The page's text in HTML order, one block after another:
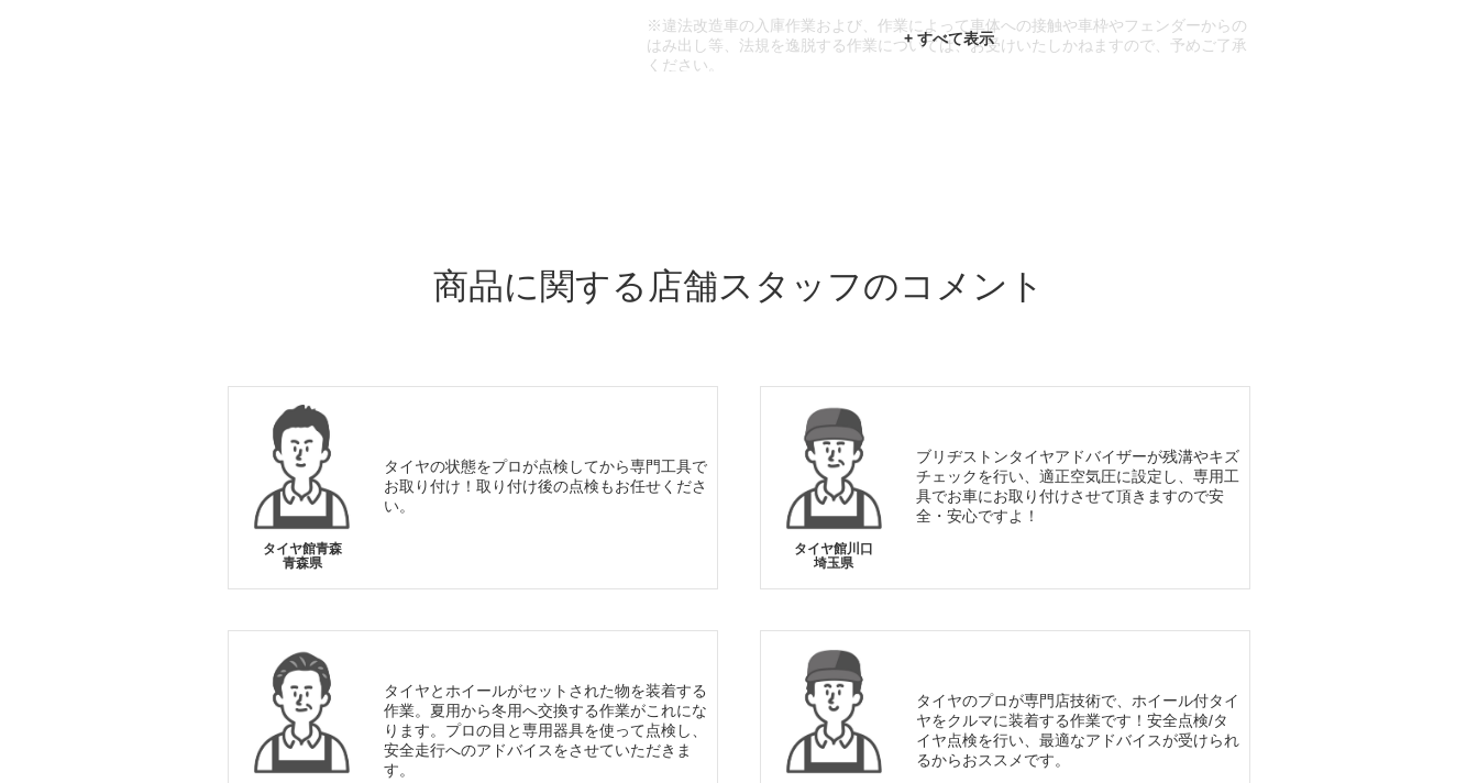
※違法改造車の入庫作業および、作業によって車体への接触や車枠やフェンダーからの
はみ出し等、法規を逸脱する作業については、お受けいたしかねますので、予めご了承
ください。
商品に関する店舗スタッフのコメント
タイヤ館青森
青森県
タイヤの状態をプロが点検してから専門工具で
お取り付け！取り付け後の点検もお任せくださ
い。
タイヤ館川口
埼玉県
ブリヂストンタイヤアドバイザーが残溝やキズ
チェックを行い、適正空気圧に設定し、専用工
具でお車にお取り付けさせて頂きますので安
全・安心ですよ！
タイヤとホイールがセットされた物を装着する
作業。夏用から冬用へ交換する作業がこれにな
ります。プロの目と専用器具を使って点検し、
安全走行へのアドバイスをさせていただきま
す。
タイヤのプロが専門店技術で、ホイール付タイ
ヤをクルマに装着する作業です！安全点検/タ
イヤ点検を行い、最適なアドバイスが受けられ
るからおススメです。